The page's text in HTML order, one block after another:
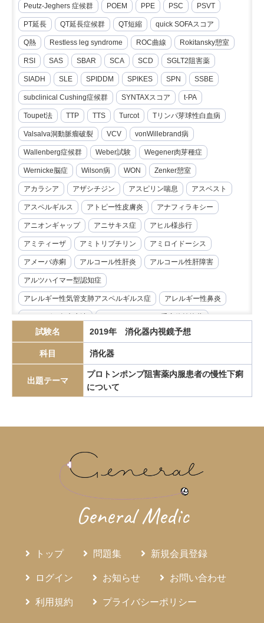
Peutz-Jeghers 症候群 POEM PPE PSC PSVT
PT延長 QT延長症候群 QT短縮 quick SOFAスコア
Q熱 Restless leg syndrome ROC曲線 Rokitansky憩室
RSI SAS SBAR SCA SCD SGLT2阻害薬
SIADH SLE SPIDDM SPIKES SPN SSBE
subclinical Cushing症候群 SYNTAXスコア t-PA
Toupet法 TTP TTS Turcot Tリンパ芽球性白血病
Valsalva洞動脈瘤破裂 VCV vonWillebrand病
Wallenberg症候群 Weber試験 Wegener肉芽種症
Wernicke脳症 Wilson病 WON Zenker憩室
アカラシア アザシチジン アスピリン喘息 アスベスト
アスペルギルス アトピー性皮膚炎 アナフィラキシー
アニオンギャップ アニサキス症 アヒル様歩行
アミティーザ アミトリプチリン アミロイドーシス
アメーバ赤痢 アルコール性肝炎 アルコール性肝障害
アルツハイマー型認知症
アレルギー性気管支肺アスペルギルス症 アレルギー性鼻炎
イマチニブ インスリノーマ インピーダンス試験
インフリキシマブ エクリズマブ
エリスロポエチン エルシニア腸炎
エロビキシバット
カリウムチャネル競合型胃酸抑制薬 カルチノイド
がん疼痛 がん薬物療法
ギランバレー症候群
クラミジア グラム染色
グラム陰性双球菌 クリプトスポリジウム症 グレリン
コレシストキニン コレステロール塞栓症
コレステロール結石 サルコイドーシス サルコペニア
ジクロロプロパン
試験名 2019年 消化器内視鏡予想
科目 消化器
出題テーマ
プロトンポンプ阻害薬内服患者の慢性下痢
について
General Medic
トップ 問題集 新規会員登録
ログイン お知らせ お問い合わせ
利用規約 プライバシーポリシー